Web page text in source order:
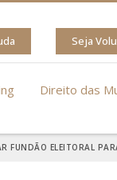
Seja
Direito das
FUNDÃO ELEITORAL